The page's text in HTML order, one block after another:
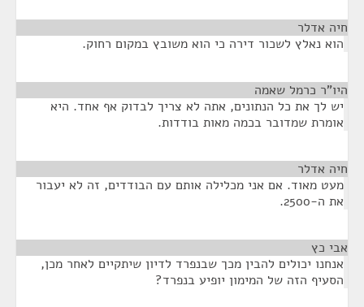
חיה אדלר
הוא נאלץ לשכור דירה כי הוא משובץ במקום רחוק.
היו"ר כרמל שאמה
יש לך את כל הנתונים, אתה לא צריך לבדוק אף אחד. היא
אומרת שמדובר בכמה מאות בודדות.
חיה אדלר
מעט מאוד. אם אני מכלילה אותם עם הבודדים, זה לא יעבור
את ה-2500.
אבי כץ
אנחנו יכולים להבין מכך שבנפרד לדיון שיתקיים לאחר מכן,
הסעיף הזה של המימון יופיע בנפרד?